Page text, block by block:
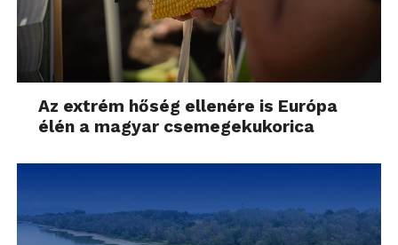
Az extrém hőség ellenére is Európa
élén a magyar csemegekukorica